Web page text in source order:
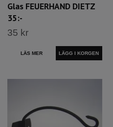
Glas FEUERHAND DIETZ
35:-
35 kr
LÄS MER